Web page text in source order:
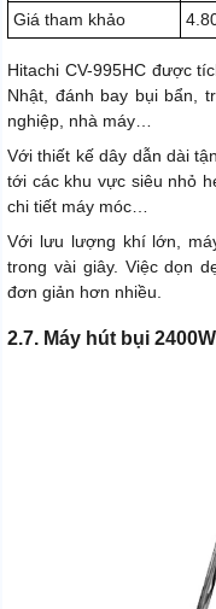
Giá tham khảo
Hitachi CV-995HC được
Nhật, đánh bay bụi bẩn,
nghiệp, nhà máy…
Với thiết kế dây dẫn dài
tới các khu vực siêu nhỏ
chi tiết máy móc…
Với lưu lượng khí lớn,
trong vài giây. Việc dọn
đơn giản hơn nhiều.
2.7. Máy hút bụi